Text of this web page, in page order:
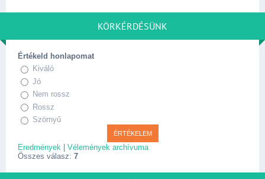
KÖRKÉRDÉSÜNK
Értékeld honlapomat
Kiváló
Jó
Nem rossz
Rossz
Szörnyű
Eredmények
Vélemények archívuma
Összes válasz: 7